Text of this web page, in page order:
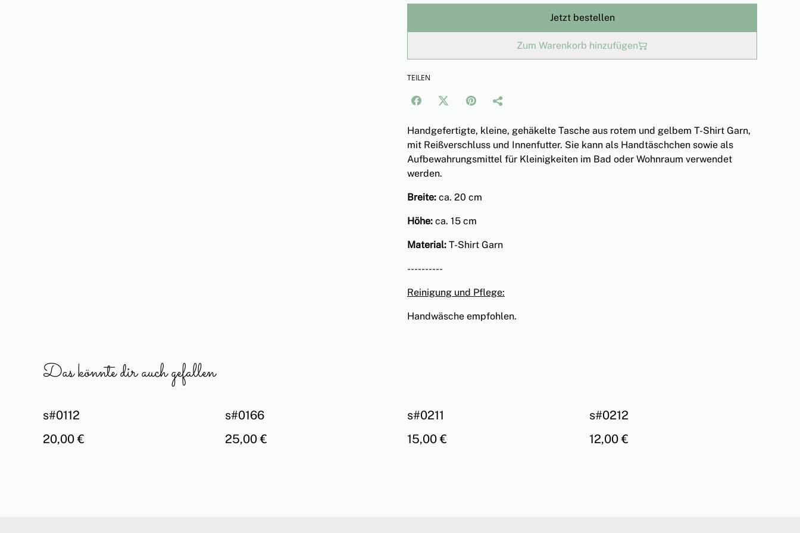
Jetzt bestellen
Zum Warenkorb hinzufügen
TEILEN
Handgefertigte, kleine, gehäkelte Tasche aus rotem und gelbem T-Shirt Garn,
mit Reißverschluss und Innenfutter. Sie kann als Handtäschchen sowie als
Aufbewahrungsmittel für Kleinigkeiten im Bad oder Wohnraum verwendet
werden.
Breite: ca. 20 cm
Höhe: ca. 15 cm
Material: T-Shirt Garn
----------
Reinigung und Pflege:
Handwäsche empfohlen.
Das könnte dir auch gefallen
s#0112
20,00 €
s#0166
25,00 €
s#0211
15,00 €
s#0212
12,00 €